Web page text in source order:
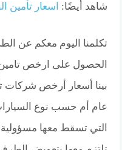
شاهد أيضًا: اسعار تأمين
تكلمنا اليوم معكم عن
الحصول على ارخص تامين
بينا أسعار أرخص شركات
عام أم حسب نوع
التي تسقط معها